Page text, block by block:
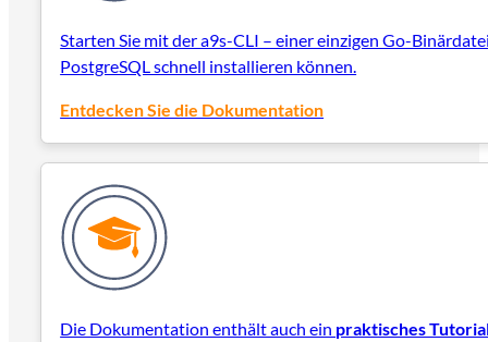
Starten Sie mit der a9s-CLI – einer einzigen Go-
PostgreSQL schnell installieren können.
Entdecken Sie die Dokumentation
Die Dokumentation enthält auch ein praktisches